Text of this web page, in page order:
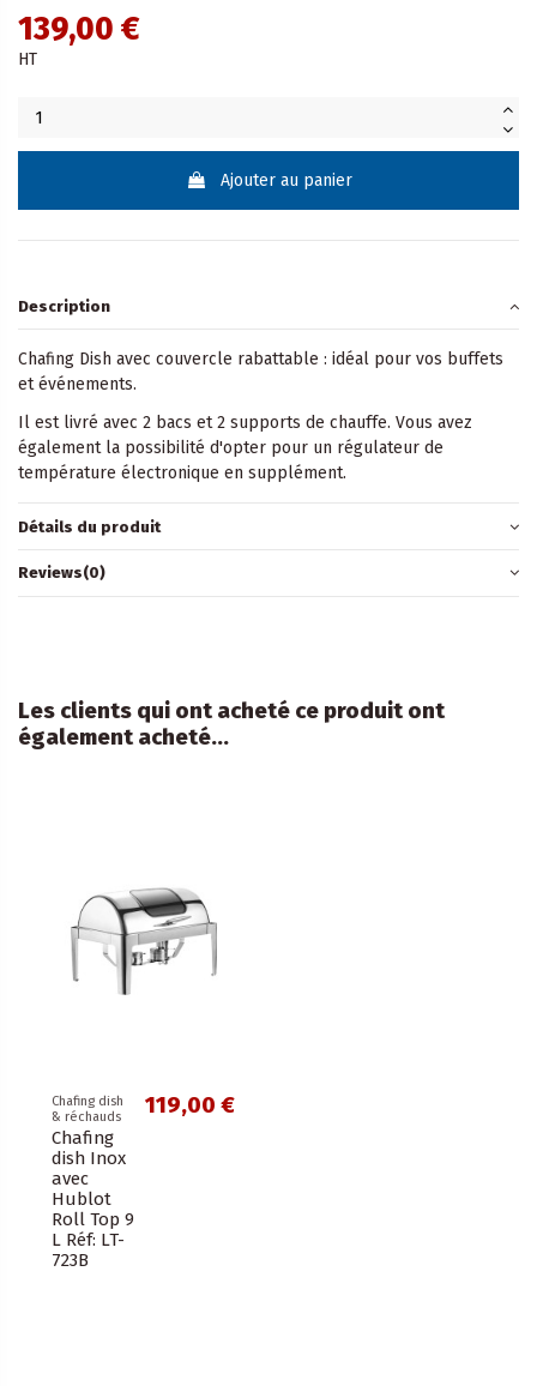
139,00 €
HT
Ajouter au panier
Description
Chafing Dish avec couvercle rabattable : idéal pour vos buffets
et événements.
Il est livré avec 2 bacs et 2 supports de chauffe. Vous avez
également la possibilité d'opter pour un régulateur de
température électronique en supplément.
Détails du produit
Reviews(0)
Les clients qui ont acheté ce produit ont
également acheté...
Chafing dish
& réchauds
Chafing
dish Inox
avec
Hublot
Roll Top 9
L Réf: LT-
723B
119,00 €